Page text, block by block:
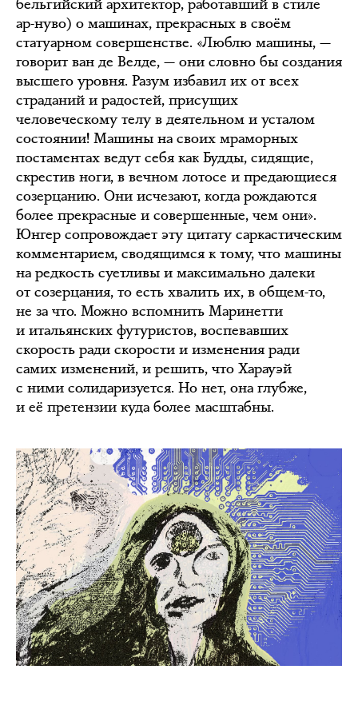
бельгийский архитектор, работавший в стиле
ар-нуво) о машинах, прекрасных в своём
статуарном совершенстве. «Люблю машины, —
говорит ван де Велде, — они словно бы создания
высшего уровня. Разум избавил их от всех
страданий и радостей, присущих
человеческому телу в деятельном и усталом
состоянии! Машины на своих мраморных
постаментах ведут себя как Будды, сидящие,
скрестив ноги, в вечном лотосе и предающиеся
созерцанию. Они исчезают, когда рождаются
более прекрасные и совершенные, чем они».
Юнгер сопровождает эту цитату саркастическим
комментарием, сводящимся к тому, что машины
на редкость суетливы и максимально далеки
от созерцания, то есть хвалить их, в общем-то,
не за что. Можно вспомнить Маринетти
и итальянских футуристов, воспевавших
скорость ради скорости и изменения ради
самих изменений, и решить, что Харауэй
с ними солидаризуется. Но нет, она глубже,
и её претензии куда более масштабны.